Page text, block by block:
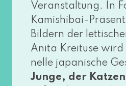
Veranstaltung. In
Kamishibai-
Bildern der
Anita Kreituse
nel­le japa­ni­sche
Junge, der